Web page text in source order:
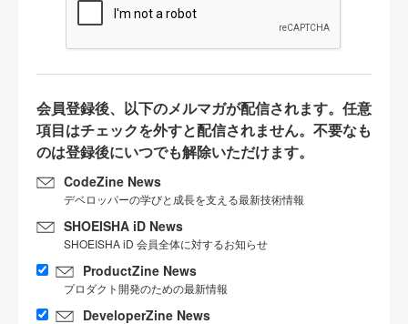
会員登録後、以下のメルマガが配信されます。任意
項目はチェックを外すと配信されません。不要なも
のは登録後にいつでも解除いただけます。
CodeZine News
デベロッパーの学びと成長を支える最新技術情報
SHOEISHA iD News
SHOEISHA iD 会員全体に対するお知らせ
ProductZine News
プロダクト開発のための最新情報
DeveloperZine News